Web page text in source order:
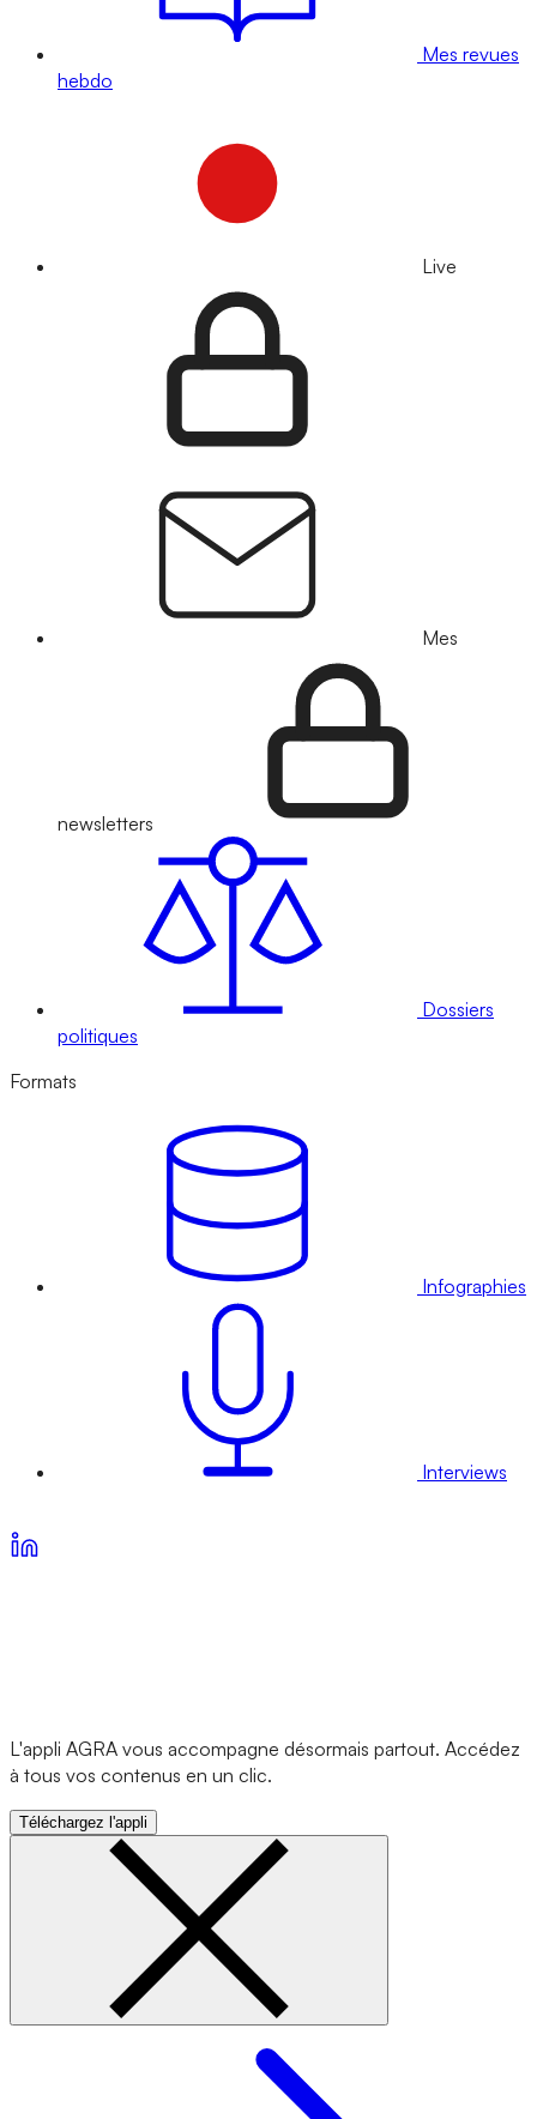
Mes revues
hebdo
Live
Mes
newsletters
Dossiers
politiques
Formats
Infographies
Interviews
L'appli AGRA vous accompagne désormais partout. Accédez
à tous vos contenus en un clic.
Téléchargez l'appli